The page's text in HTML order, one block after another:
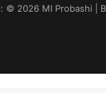
© 2026 MI Probashi |